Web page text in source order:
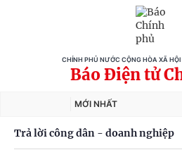
CHÍNH PHỦ NƯỚC CỘNG HÒA XÃ
Báo Điện tử
MỚI NHẤT
Trả lời công dân - doanh nghiệp